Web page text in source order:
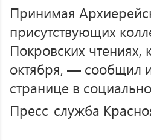
Принимая
присутствующих
Покровских чтениях,
октября, — сообщил
странице в
Пресс-служба